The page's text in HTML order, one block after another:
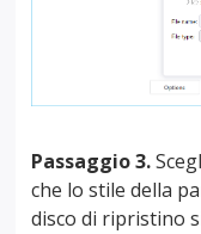
Passaggio 3.
che lo stile della
disco di ripristino